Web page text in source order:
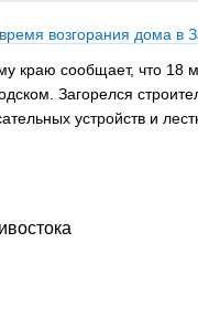
возгорания дома в
краю сообщает, что 18
Загорелся
устройств и